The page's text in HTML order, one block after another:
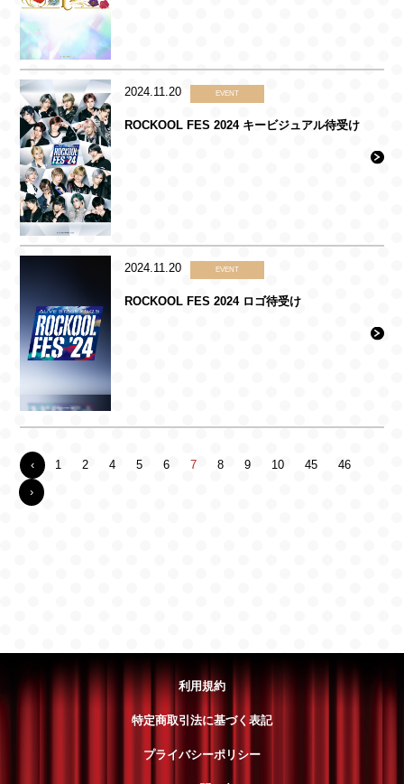
2024.11.20 EVENT
ROCKOOL FES 2024 キービジュアル待受け
2024.11.20 EVENT
ROCKOOL FES 2024 ロゴ待受け
‹ 1 2 4 5 6 7 8 9 10 45
46
›
利用規約
特定商取引法に基づく表記
プライバシーポリシー